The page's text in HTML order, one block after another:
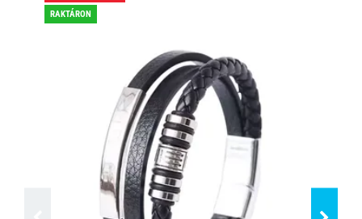
RAKTÁRON